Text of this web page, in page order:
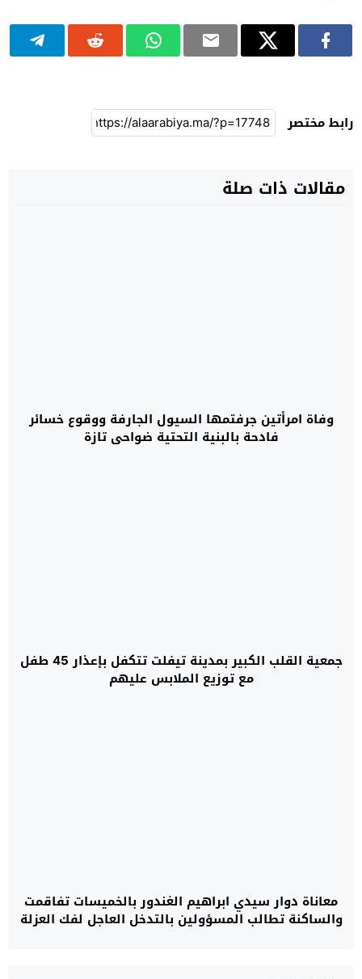
رابط مختصر
مقالات ذات صلة
وفاة امرأتين جرفتمها السيول الجارفة ووقوع خسائر
فادحة بالبنية التحتية ضواحي تازة
جمعية القلب الكبير بمدينة تيفلت تتكفل بإعذار 45 طفل
مع توزيع الملابس عليهم
معاناة دوار سيدي ابراهيم الغندور بالخميسات تفاقمت
والساكنة تطالب المسؤولين بالتدخل العاجل لفك العزلة